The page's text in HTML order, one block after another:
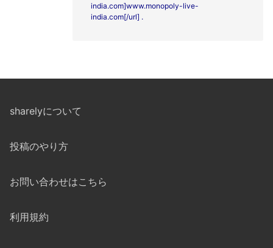
india.com]www.monopoly-live-
india.com[/url] .
sharelyについて
投稿のやり方
お問い合わせはこちら
利用規約